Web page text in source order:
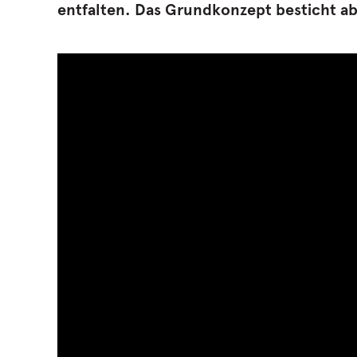
entfalten. Das Grundkonzept besticht